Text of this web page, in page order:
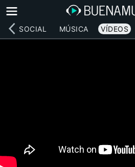
RED SOCIAL MÚSICA VÍDEOS